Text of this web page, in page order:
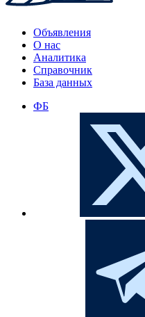
Объявления
О нас
Аналитика
Справочник
База данных
ФБ